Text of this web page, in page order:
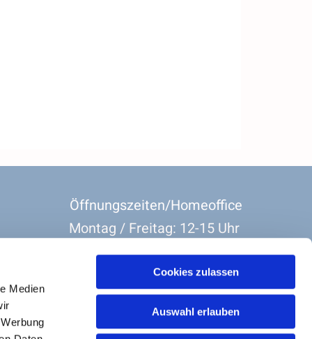
Medien
Cookies zulassen
Auswahl erlauben
Öffnungszeiten/Homeoffice
Montag / Freitag: 12-15 Uhr
Dienstag-Donnerstag: 8:30 Uhr-11:30 Uhr